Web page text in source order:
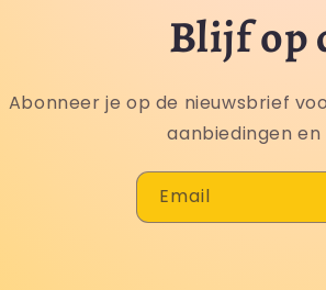
Blijf op
Abonneer je op de nieuwsbrief
aanbiedingen
Email